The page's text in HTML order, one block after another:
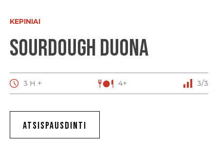
KEPINIAI
Sourdough duona
3 H + 4+ 3/3
ATSISPAUSDINTI